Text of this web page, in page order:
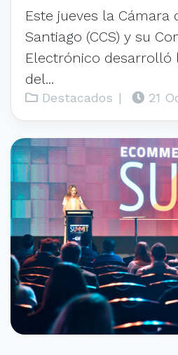
Este jueves la Cámara
Santiago (CCS) y su
Electrónico desarrolló
del...
Destacados | 21